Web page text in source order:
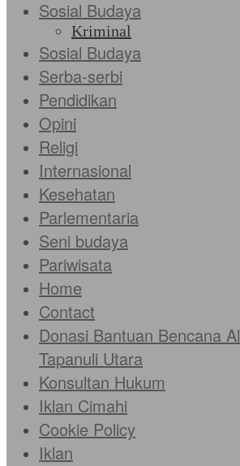
Sosial Budaya
Kriminal
Sosial Budaya
Serba-serbi
Pendidikan
Opini
Religi
Internasional
Kesehatan
Parlementaria
Seni budaya
Pariwisata
Home
Contact
Donasi Bantuan Bencana
Tapanuli Utara
Konsultan Hukum
Iklan Cimahi
Cookie Policy
Iklan